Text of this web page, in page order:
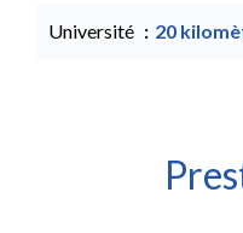
Université 20